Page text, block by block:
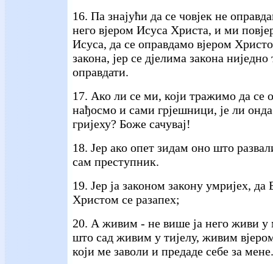
16. Па знајући да се човјек не
него вјером Исуса Христа, и ми
Исуса, да се оправдамо вјером
закона, јер се дјелима закона ниједно
оправдати.
17. Ако ли се ми, који тражимо да се
нађосмо и сами грјешници, је ли
гријеху? Боже сачувај!
18. Јер ако опет зидам оно што
сам преступник.
19. Јер ја законом закону умријех,
Христом се разапех;
20. А живим - не више ја него живи у
што сад живим у тијелу, живим
који ме заволи и предаде себе за мене.